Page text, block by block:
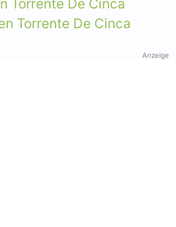
Torrente De Cinca
Torrente De Cinca
Anzeige